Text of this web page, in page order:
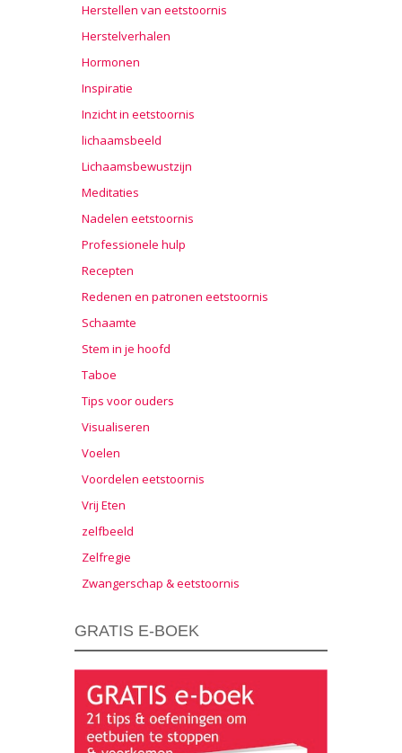
Herstellen van eetstoornis
Herstelverhalen
Hormonen
Inspiratie
Inzicht in eetstoornis
lichaamsbeeld
Lichaamsbewustzijn
Meditaties
Nadelen eetstoornis
Professionele hulp
Recepten
Redenen en patronen eetstoornis
Schaamte
Stem in je hoofd
Taboe
Tips voor ouders
Visualiseren
Voelen
Voordelen eetstoornis
Vrij Eten
zelfbeeld
Zelfregie
Zwangerschap & eetstoornis
GRATIS E-BOEK